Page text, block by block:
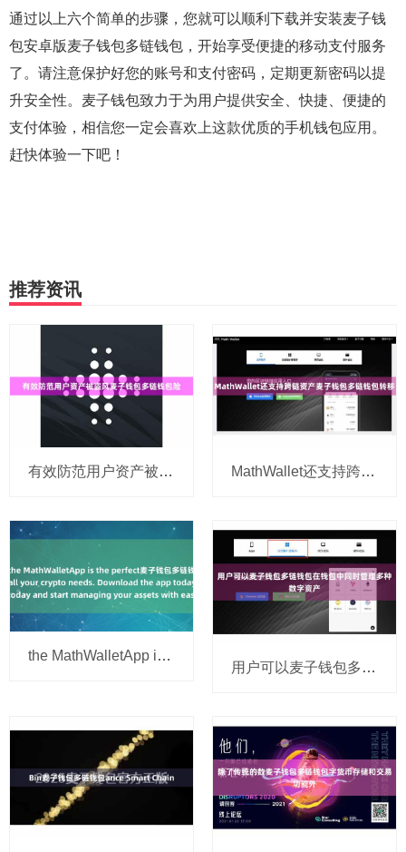
通过以上六个简单的步骤，您就可以顺利下载并安装麦子钱
包安卓版麦子钱包多链钱包，开始享受便捷的移动支付服务
了。请注意保护好您的账号和支付密码，定期更新密码以提
升安全性。麦子钱包致力于为用户提供安全、快捷、便捷的
支付体验，相信您一定会喜欢上这款优质的手机钱包应用。
赶快体验一下吧！
推荐资讯
有效防范用户资产被盗风麦子钱包多链钱包险 MathWallet还支持跨链资产麦子钱包多链钱包转移
the MathWalletApp is the perfect麦子钱包多链钱包 companion
用户可以麦子钱包多链钱包在钱包中同时管理多种数字资产